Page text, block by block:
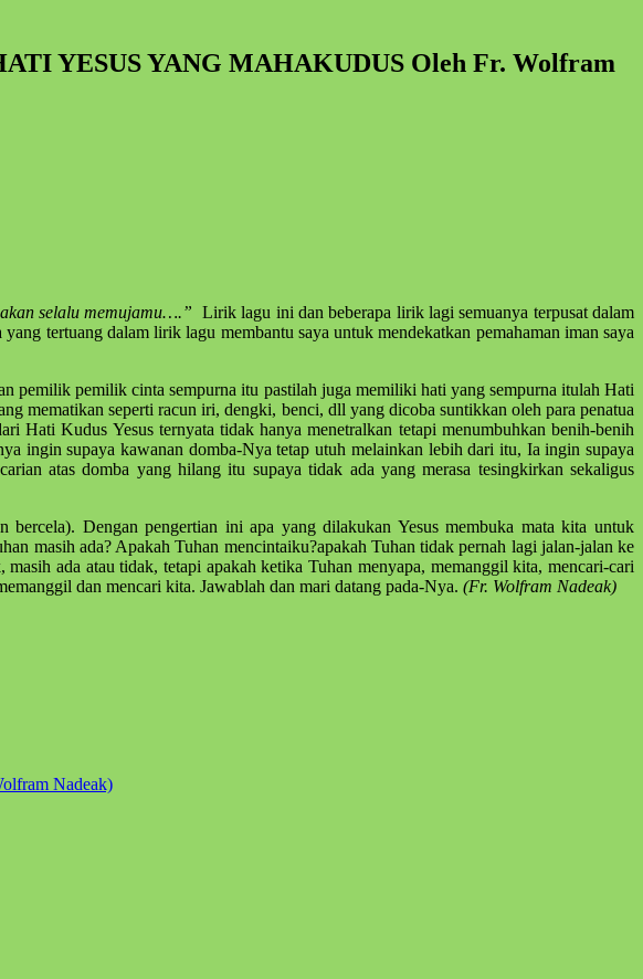
YESUS YANG MAHAKUDUS Oleh Fr. Wolfram
selalu memujamu….” Lirik lagu ini dan beberapa lirik lagi semuanya terpusat dalam
tertuang dalam lirik lagu membantu saya untuk mendekatkan pemahaman iman saya
pemilik pemilik cinta sempurna itu pastilah juga memiliki hati yang sempurna itulah Hati
mematikan seperti racun iri, dengki, benci, dll yang dicoba suntikkan oleh para penatua
Hati Kudus Yesus ternyata tidak hanya menetralkan tetapi menumbuhkan benih-benih
ingin supaya kawanan domba-Nya tetap utuh melainkan lebih dari itu, Ia ingin supaya
atas domba yang hilang itu supaya tidak ada yang merasa tesingkirkan sekaligus
Dengan pengertian ini apa yang dilakukan Yesus membuka mata kita untuk
masih ada? Apakah Tuhan mencintaiku?apakah Tuhan tidak pernah lagi jalan-jalan ke
ada atau tidak, tetapi apakah ketika Tuhan menyapa, memanggil kita, mencari-cari
dan mencari kita. Jawablah dan mari datang pada-Nya. (Fr. Wolfram Nadeak)
Nadeak)